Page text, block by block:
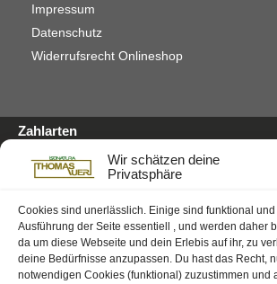
Wir schätzen deine
Privatsphäre
Cookies sind unerlässlich. Einige sind funktional und
Ausführung der Seite essentiell , und werden daher
da um diese Webseite und dein Erlebis auf ihr, zu
deine Bedürfnisse anzupassen. Du hast das Recht,
notwendigen Cookies (funktional) zuzustimmen und
Impressum
Datenschutz
Widerrufsrecht Onlineshop
Zahlarten
Auf Rechnung/Vorauskasse
Für E-Banking, Bankauftrag oder mit EZS
Zahlung.
Per TWINT
Sicher, schnell, bewquem. TWINT-
von Isonatura möglich.
Für mehr Infos hier klicken